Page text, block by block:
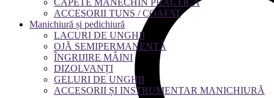
CAPETE MANECHIN PRACTICĂ
ACCESORII TUNS / COAFAT
Manichiură și pedichiură
LACURI DE UNGHII
OJĂ SEMIPERMANENTĂ
ÎNGRIJIRE MÂINI
DIZOLVANȚI
GELURI DE UNGHII
ACCESORII ȘI INSTRUMENTAR MANICHIURĂ